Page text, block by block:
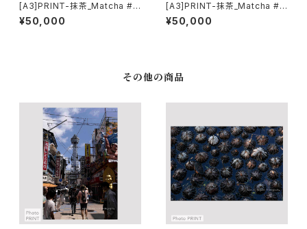
[A3]PRINT-抹茶_Matcha #0
2
¥50,000
[A3]PRINT-抹茶_Matcha #0
1
¥50,000
その他の商品